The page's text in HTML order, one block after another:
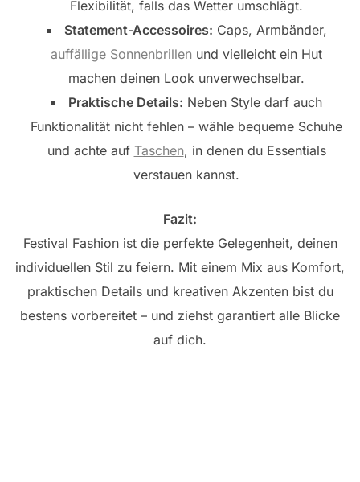
Flexibilität, falls das Wetter umschlägt.
Statement-Accessoires: Caps, Armbänder,
auffällige Sonnenbrillen und vielleicht ein Hut
machen deinen Look unverwechselbar.
Praktische Details: Neben Style darf auch
Funktionalität nicht fehlen – wähle bequeme Schuhe
und achte auf Taschen, in denen du Essentials
verstauen kannst.
Fazit:
Festival Fashion ist die perfekte Gelegenheit, deinen
individuellen Stil zu feiern. Mit einem Mix aus Komfort,
praktischen Details und kreativen Akzenten bist du
bestens vorbereitet – und ziehst garantiert alle Blicke
auf dich.